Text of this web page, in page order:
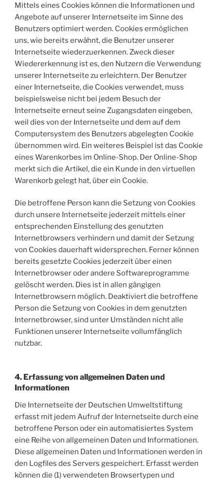
Mittels eines Cookies können die Informationen und
Angebote auf unserer Internetseite im Sinne des
Benutzers optimiert werden. Cookies ermöglichen
uns, wie bereits erwähnt, die Benutzer unserer
Internetseite wiederzuerkennen. Zweck dieser
Wiedererkennung ist es, den Nutzern die Verwendung
unserer Internetseite zu erleichtern. Der Benutzer
einer Internetseite, die Cookies verwendet, muss
beispielsweise nicht bei jedem Besuch der
Internetseite erneut seine Zugangsdaten eingeben,
weil dies von der Internetseite und dem auf dem
Computersystem des Benutzers abgelegten Cookie
übernommen wird. Ein weiteres Beispiel ist das Cookie
eines Warenkorbes im Online-Shop. Der Online-Shop
merkt sich die Artikel, die ein Kunde in den virtuellen
Warenkorb gelegt hat, über ein Cookie.
Die betroffene Person kann die Setzung von Cookies
durch unsere Internetseite jederzeit mittels einer
entsprechenden Einstellung des genutzten
Internetbrowsers verhindern und damit der Setzung
von Cookies dauerhaft widersprechen. Ferner können
bereits gesetzte Cookies jederzeit über einen
Internetbrowser oder andere Softwareprogramme
gelöscht werden. Dies ist in allen gängigen
Internetbrowsern möglich. Deaktiviert die betroffene
Person die Setzung von Cookies in dem genutzten
Internetbrowser, sind unter Umständen nicht alle
Funktionen unserer Internetseite vollumfänglich
nutzbar.
4. Erfassung von allgemeinen Daten und
Informationen
Die Internetseite der Deutschen Umweltstiftung
erfasst mit jedem Aufruf der Internetseite durch eine
betroffene Person oder ein automatisiertes System
eine Reihe von allgemeinen Daten und Informationen.
Diese allgemeinen Daten und Informationen werden in
den Logfiles des Servers gespeichert. Erfasst werden
können die (1) verwendeten Browsertypen und